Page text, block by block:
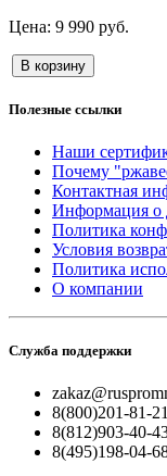
9 990 руб.
В корзину
Полезные ссылки
Наши
Почему
Контактная
Информация о
Политика
Условия
Политика
О компании
Служба поддержки
8(800)201-81-21
8(812)903-40-
8(495)198-04-